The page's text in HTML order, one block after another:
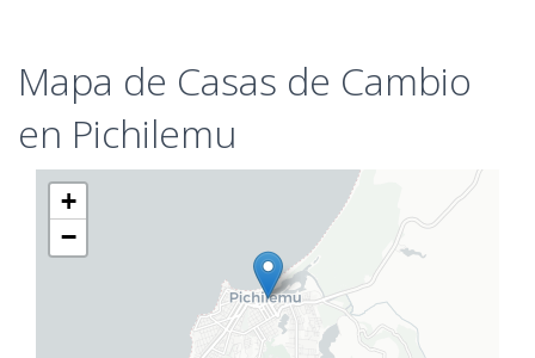
Mapa de Casas de Cambio
en Pichilemu
+
−